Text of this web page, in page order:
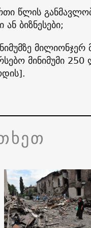
წლის
ბიზნესები;
მილიონჯერ
მინიმუმი